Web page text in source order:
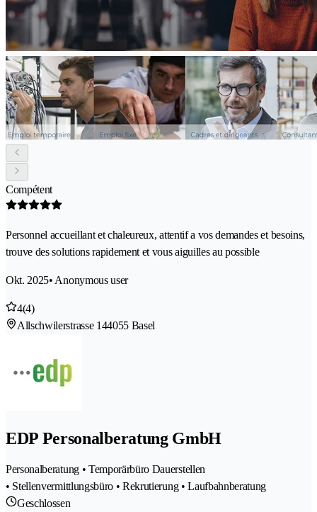
Compétent
Personnel accueillant et chaleureux, attentif a vos demandes et besoins,
trouve des solutions rapidement et vous aiguilles au possible
Okt. 2025• Anonymous user
4(4)
Allschwilerstrasse 144055 Basel
EDP Personalberatung GmbH
Personalberatung • Temporärbüro Dauerstellen
• Stellenvermittlungsbüro • Rekrutierung • Laufbahnberatung
Geschlossen